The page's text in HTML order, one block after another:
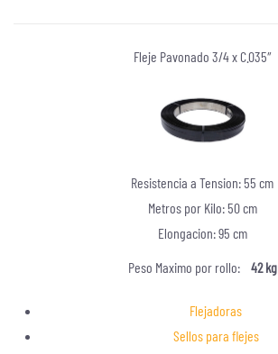
Fleje Pavonado 3/4 x C.035″
Resistencia a Tension: 55 cm
Metros por Kilo: 50 cm
Elongacion: 95 cm
Peso Maximo por rollo:
42 kg
Flejadoras
Sellos para flejes